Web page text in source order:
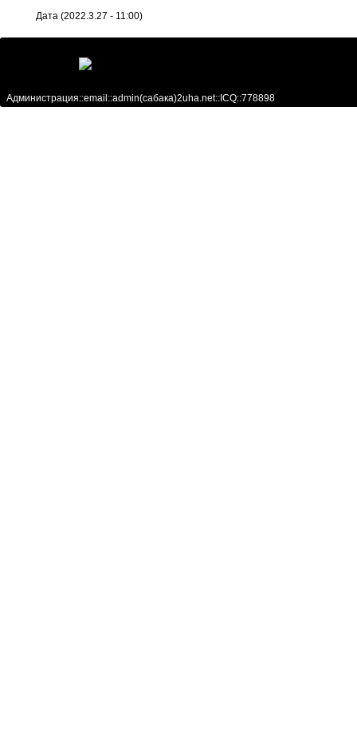
Дата (2022.3.27 - 11:00)
Администрация::email::admin(сабака)2uha.net::ICQ::778898